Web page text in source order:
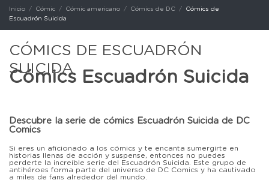
Inicio Cómic Cómic americano Cómics de DC
Cómics de
Escuadrón Suicida
CÓMICS DE ESCUADRÓN
SUICIDA
Cómics Escuadrón Suicida
Descubre la serie de cómics Escuadrón Suicida de DC
Comics
Si eres un aficionado a los cómics y te encanta sumergirte en
historias llenas de acción y suspense, entonces no puedes
perderte la increíble serie del Escuadrón Suicida. Este grupo de
antihéroes forma parte del universo de DC Comics y ha cautivado
a miles de fans alrededor del mundo.